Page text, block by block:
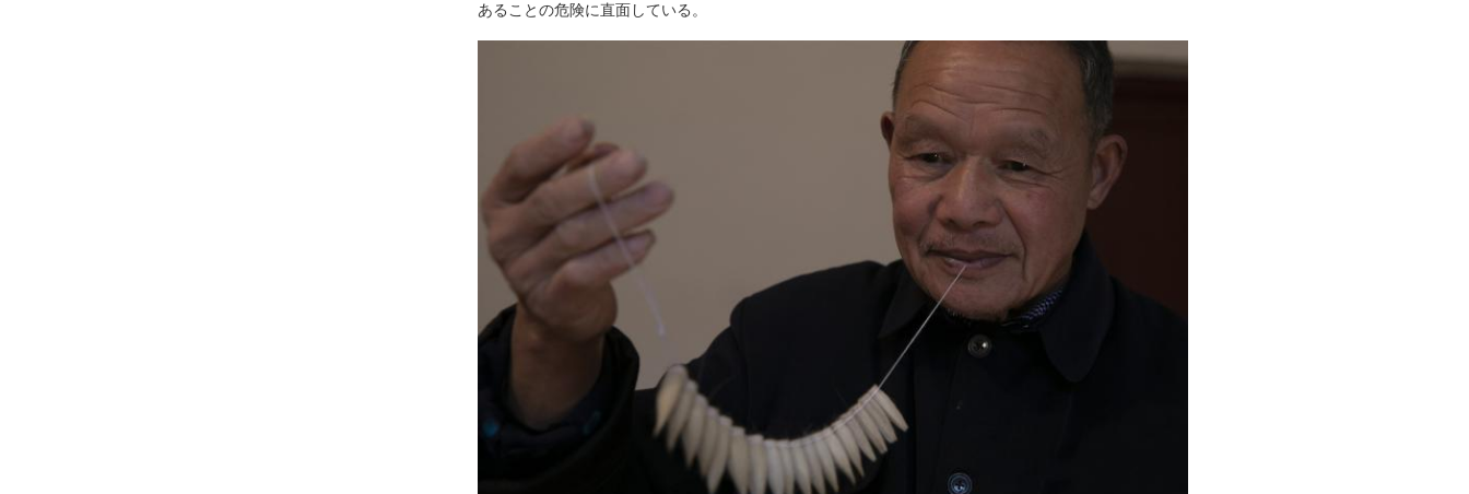
あることの危険に直面している。